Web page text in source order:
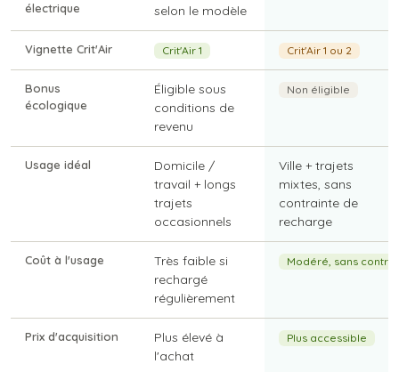
électrique
selon le modèle
Vignette Crit'Air Crit'Air 1 Crit'Air 1 ou 2
Bonus
écologique
Éligible sous
conditions de
revenu
Non éligible
Usage idéal
Domicile /
travail + longs
trajets
occasionnels
Ville + trajets
mixtes, sans
contrainte de
recharge
Coût à l'usage
Très faible si
rechargé
régulièrement
Modéré, sans
Prix d'acquisition
Plus élevé à
l'achat
Plus accessible